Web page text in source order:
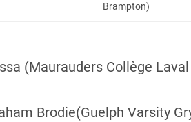
Brampton)
(Maurauders Collège
Brodie(Guelph Varsity